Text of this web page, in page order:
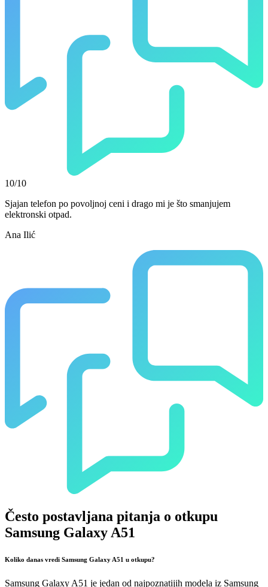
10/10
Sjajan telefon po povoljnoj ceni i drago mi je što smanjujem
elektronski otpad.
Ana Ilić
Često postavljana pitanja o otkupu
Samsung Galaxy A51
Koliko danas vredi Samsung Galaxy A51 u otkupu?
Samsung Galaxy A51 je jedan od najpoznatijih modela iz Samsung